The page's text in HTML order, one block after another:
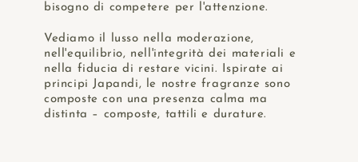
bisogno di competere per l'attenzione.
Vediamo il lusso nella moderazione,
nell'equilibrio, nell'integrità dei materiali e
nella fiducia di restare vicini. Ispirate ai
principi Japandi, le nostre fragranze sono
composte con una presenza calma ma
distinta – composte, tattili e durature.